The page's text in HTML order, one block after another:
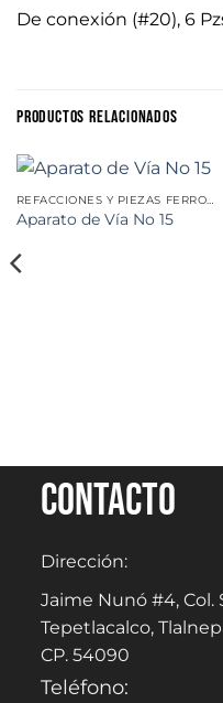
De conexión (#20), 6
PRODUCTOS RELACIONADOS
REFACCIONES Y PIEZAS FERROVIARIAS
Aparato de Vía No 15
Contacto
Dirección:
Jaime Nunó #4, Col.
Tepetlacalco,
CP. 54090
Teléfono: